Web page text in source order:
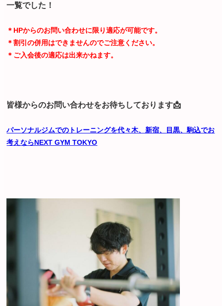
一覧でした！
＊HPからのお問い合わせに限り適応が可能です。
＊割引の併用はできませんのでご注意ください。
＊ご入会後の適応は出来かねます。
皆様からのお問い合わせをお待ちしております📩
パーソナルジムでのトレーニングを代々木、新宿、
目黒、駒込でお
考えならNEXT GYM TOKYO